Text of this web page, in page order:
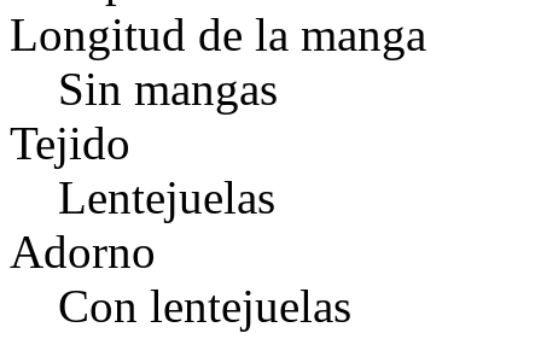
Longitud de la manga
Sin mangas
Tejido
Lentejuelas
Adorno
Con lentejuelas